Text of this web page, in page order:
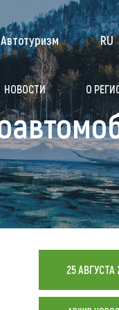
НОВОСТИ О
Автотуризм RU
25 АВГУСТА